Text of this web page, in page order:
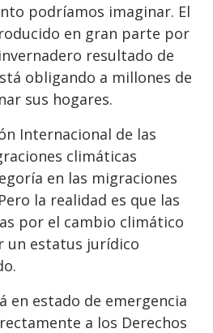
podríamos imaginar. El
en gran parte por
resultado de
obligando a millones de
sus hogares.
Internacional de las
climáticas
en las migraciones
la realidad es que las
por el cambio climático
un estatus jurídico
en estado de emergencia
a los Derechos